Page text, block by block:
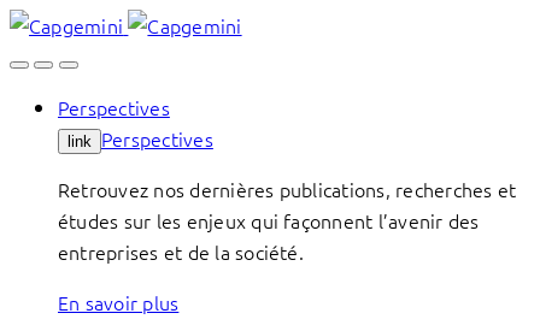
Skip
to
Perspectives
link Perspectives
Retrouvez nos dernières publications, recherches et
études sur les enjeux qui façonnent l’avenir des
entreprises et de la société.
En savoir plus